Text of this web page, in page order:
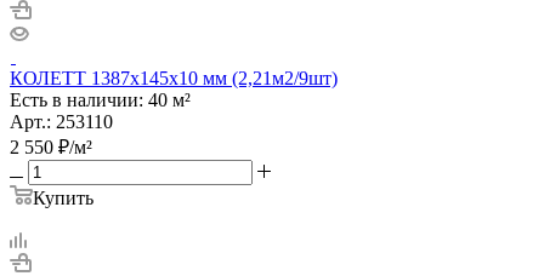
КОЛЕТТ 1387x145x10 мм (2,21м2/9шт)
Есть в наличии: 40 м²
Арт.: 253110
2 550 ₽/м²
Купить